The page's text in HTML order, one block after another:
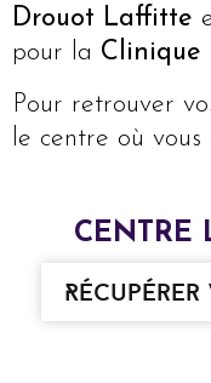
Drouot Laffitte
pour la Clinique
Pour retrouver
le centre où vous
CENTRE